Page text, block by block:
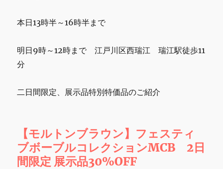
コ】
グ
.
ト
ラ
プ
ー
本日13時半～16時半まで
明日9時～12時まで 江戸川区西瑞江 瑞江駅徒歩11
分
二日間限定、展示品特別特価品のご紹介
【モルトンブラウン】フェスティ
ブボーブルコレクションMCB 2日
間限定 展示品30%OFF